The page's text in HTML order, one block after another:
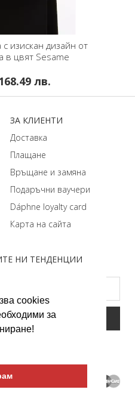
cookies
за
изискан дизайн от
в цвят Sesame
лв.
НИ ТЕНДЕНЦИИ
ЗA КЛИЕНТИ
Доставка
Плащане
Връщане и замяна
Подаръчни ваучери
Dáphnе loyalty card
Карта на сайта